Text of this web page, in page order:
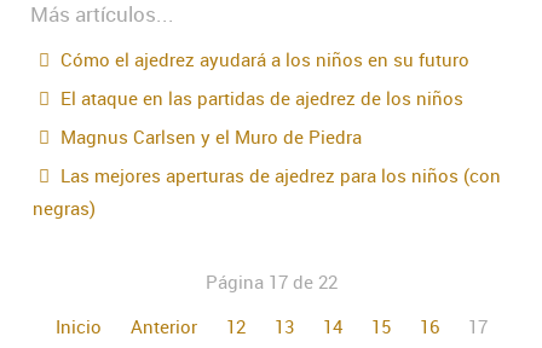
Más artículos...
Cómo el ajedrez ayudará a los niños en su futuro
El ataque en las partidas de ajedrez de los niños
Magnus Carlsen y el Muro de Piedra
Las mejores aperturas de ajedrez para los niños (con
negras)
Página 17 de 22
Inicio
Anterior 12 13 14 15 16
17